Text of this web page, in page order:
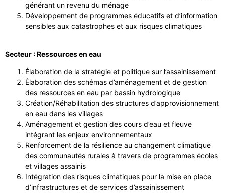
générant un revenu du ménage
Développement de programmes éducatifs et d’information
sensibles aux catastrophes et aux risques climatiques
Secteur : Ressources en eau
Élaboration de la stratégie et politique sur l’assainissement
Élaboration des schémas d’aménagement et de gestion
des ressources en eau par bassin hydrologique
Création/Réhabilitation des structures d’approvisionnement
en eau dans les villages
Aménagement et gestion des cours d’eau et fleuve
intégrant les enjeux environnementaux
Renforcement de la résilience au changement climatique
des communautés rurales à travers de programmes écoles
et villages assainis
Intégration des risques climatiques pour la mise en place
d’infrastructures et de services d’assainissement